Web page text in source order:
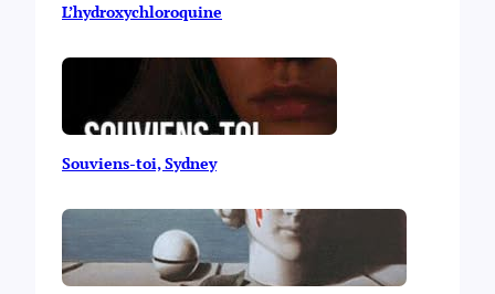
L’hydroxychloroquine
Souviens-toi, Sydney